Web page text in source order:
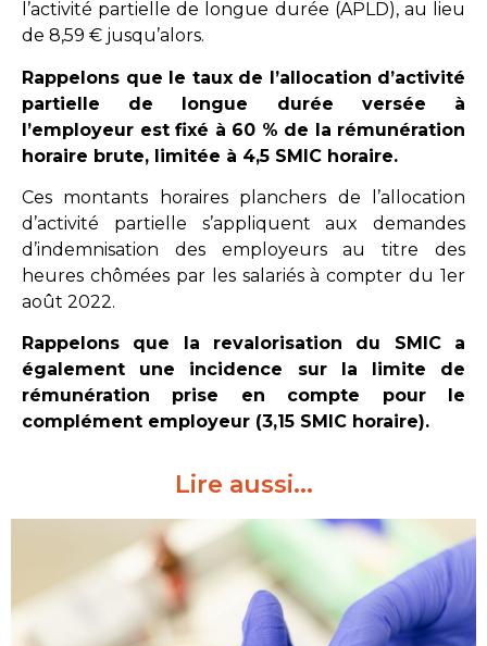
l’activité partielle de longue durée (APLD), au lieu
de 8,59 € jusqu’alors.
Rappelons que le taux de l’allocation d’activité
partielle de longue durée versée à
l’employeur est fixé à 60 % de la rémunération
horaire brute, limitée à 4,5 SMIC horaire.
Ces montants horaires planchers de l’allocation
d’activité partielle s’appliquent aux demandes
d’indemnisation des employeurs au titre des
heures chômées par les salariés à compter du 1er
août 2022.
Rappelons que la revalorisation du SMIC a
également une incidence sur la limite de
rémunération prise en compte pour le
complément employeur (3,15 SMIC horaire).
Lire aussi...